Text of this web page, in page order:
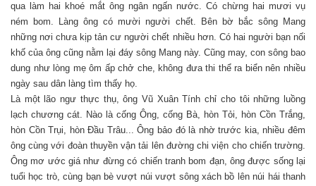
qua làm hai khoé mắt ông ngân ngấn nước. Có chừng hai mươi vụ
ném bom. Làng ông có mười người chết. Bên bờ bắc sông Mang
những nơi chưa kịp tản cư người chết nhiều hơn. Có hai người bạn nối
khố của ông cũng nằm lại đáy sông Mang này. Cũng may, con sông bao
dung như lòng mẹ ôm ấp chở che, không đưa thi thể ra biển nên nhiều
ngày sau dân làng tìm thấy họ.
Là một lão ngư thực thụ, ông Vũ Xuân Tính chỉ cho tôi những luồng
lạch chương cát. Nào là cống Ông, cống Bà, hòn Tỏi, hòn Cồn Trắng,
hòn Cồn Trụi, hòn Đầu Trâu... Ông bảo đó là nhờ trước kia, nhiều đêm
ông cùng với đoàn thuyền vận tải lên đường chi viện cho chiến trường.
Ông mơ ước giá như đừng có chiến tranh bom đạn, ông được sống lại
tuổi học trò, cùng bạn bè vượt núi vượt sông xách bồ lên núi hái thanh